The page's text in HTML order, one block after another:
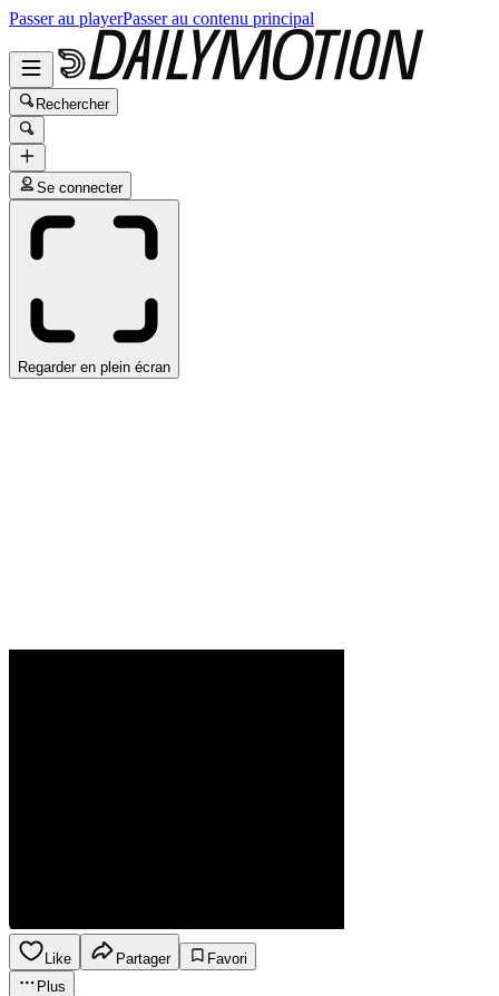
Passer au playerPasser au contenu principal
Rechercher
Se connecter
Regarder en plein écran
Like Partager
Favori
Plus